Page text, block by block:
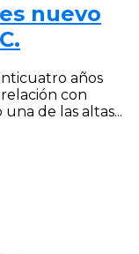
nuevo
años
con
de las altas...